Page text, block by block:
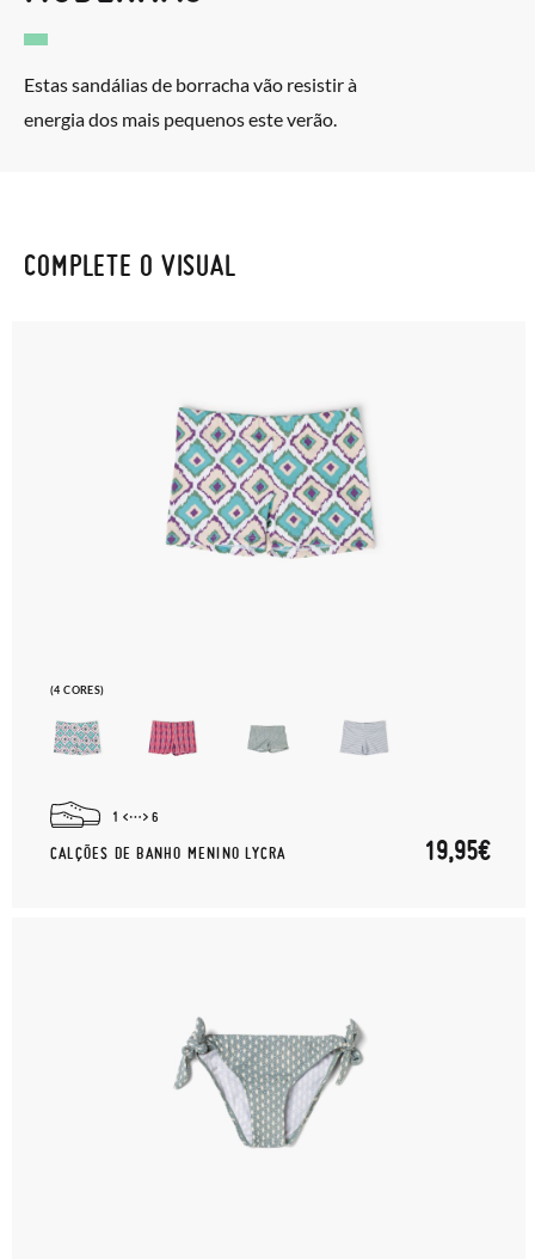
Estas sandálias de borracha vão resistir à
energia dos mais pequenos este verão.
COMPLETE O VISUAL
(4 CORES)
1 6
CALÇÕES DE BANHO MENINO LYCRA 19,95€